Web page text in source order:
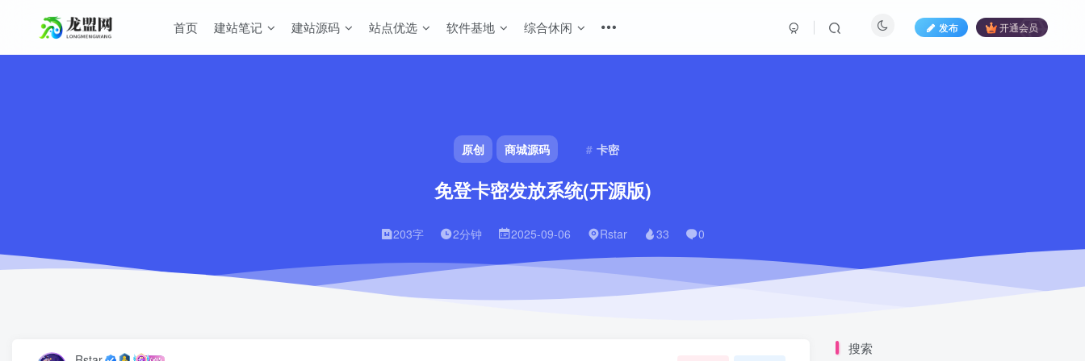
原创 商城源码 卡密
免登卡密发放系统(开源版)
203字 2分钟 2025-09-06 Rstar 33 0
首页 建站笔记 建站源码 站点优选 软件基地 综合休闲 发布 开通会员
搜索